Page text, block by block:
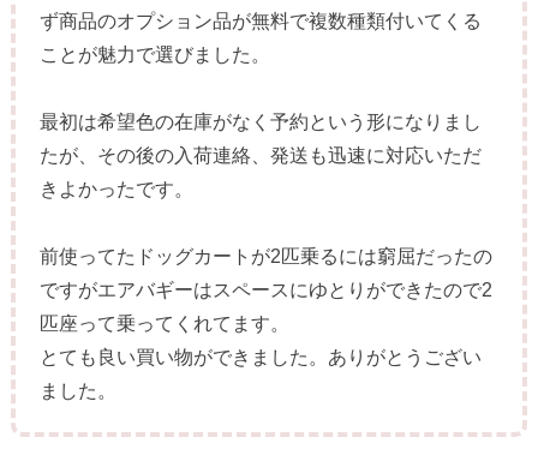
ず商品のオプション品が無料で複数種類付いてくる
ことが魅力で選びました。
最初は希望色の在庫がなく予約という形になりまし
たが、その後の入荷連絡、発送も迅速に対応いただ
きよかったです。
前使ってたドッグカートが2匹乗るには窮屈だったの
ですがエアバギーはスペースにゆとりができたので2
匹座って乗ってくれてます。
とても良い買い物ができました。ありがとうござい
ました。